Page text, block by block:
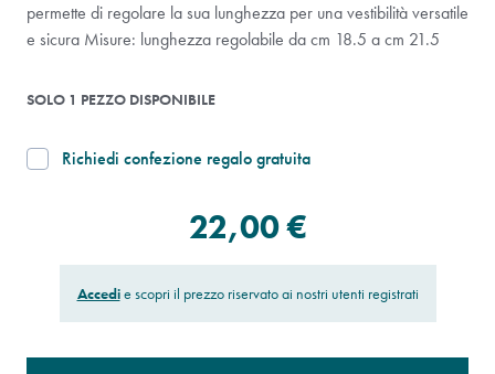
permette di regolare la sua lunghezza per una vestibilità versatile
e sicura Misure: lunghezza regolabile da cm 18.5 a cm 21.5
SOLO 1 PEZZO DISPONIBILE
Richiedi confezione regalo gratuita
22,00 €
Accedie scopri il prezzo riservato ai nostri utenti registrati